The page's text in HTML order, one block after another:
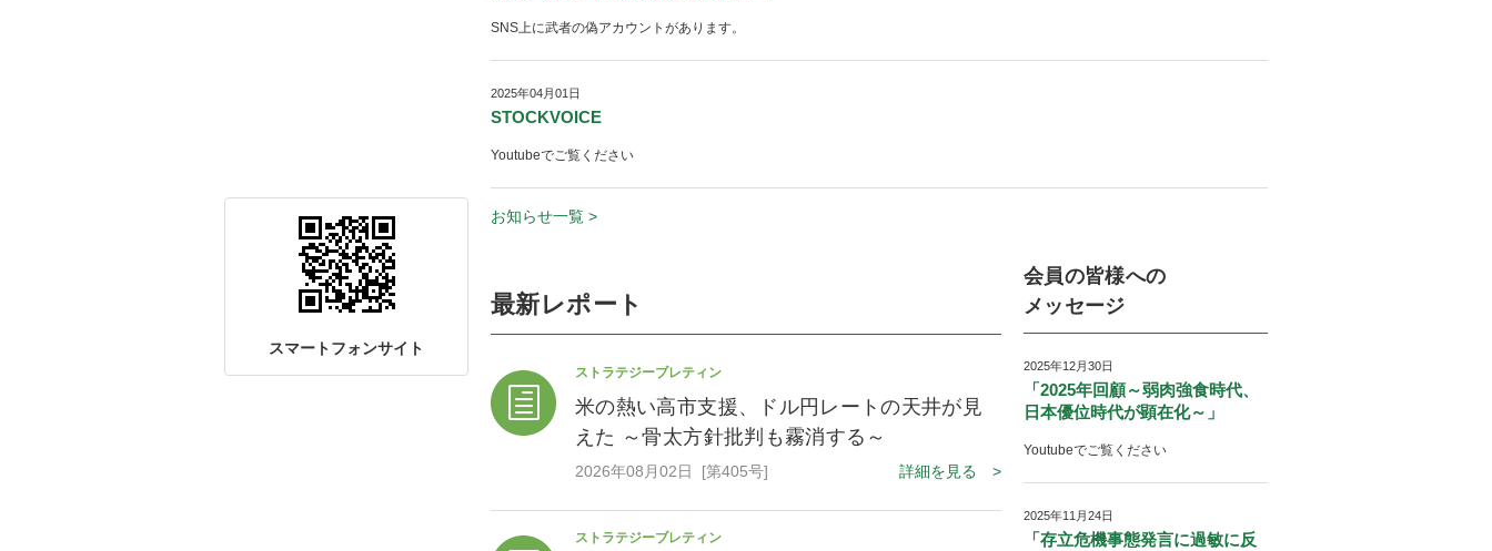
SNS上に武者の偽アカウントがあります。
2025年04月01日
STOCKVOICE
Youtubeでご覧ください
お知らせ一覧 >
会員の皆様への
メッセージ
2025年12月30日
「2025年回顧～弱肉強食時代、
日本優位時代が顕在化～」
Youtubeでご覧ください
2025年11月24日
「存立危機事態発言に過敏に反
最新レポート
ストラテジーブレティン
米の熱い高市支援、ドル円レートの天井が見
えた ～骨太方針批判も霧消する～
2026年08月02日 [第405号] 詳細を見る >
ストラテジーブレティン
スマートフォンサイト